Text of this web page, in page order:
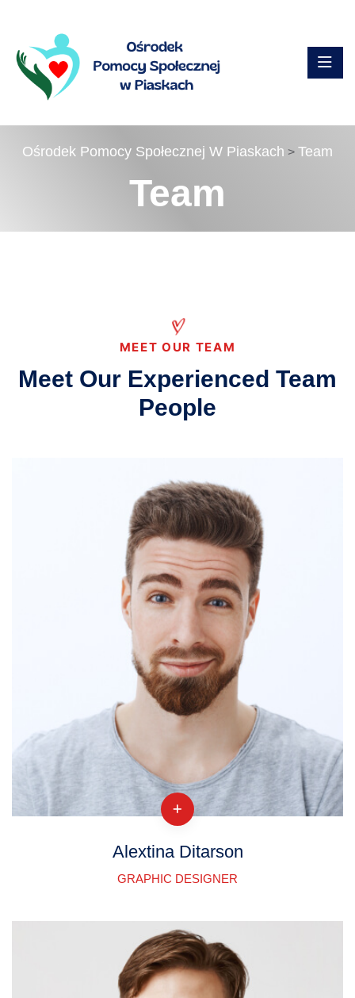
Ośrodek Pomocy Społecznej W Piaskach > Team
Team
MEET OUR TEAM
Meet Our Experienced Team
People
Alextina Ditarson
GRAPHIC DESIGNER